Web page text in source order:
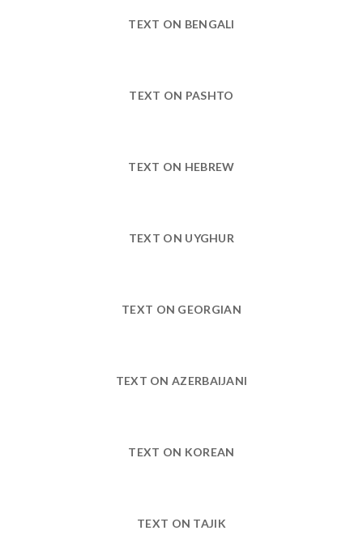
TEXT ON BENGALI
TEXT ON PASHTO
TEXT ON HEBREW
TEXT ON UYGHUR
TEXT ON GEORGIAN
TEXT ON AZERBAIJANI
TEXT ON KOREAN
TEXT ON TAJIK